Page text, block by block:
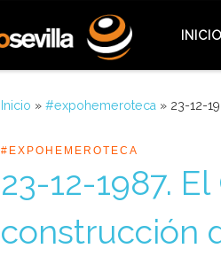
INICIO
Inicio » #expohemeroteca » 23-12-
#EXPOHEMEROTECA
23-12-1987.
construcción